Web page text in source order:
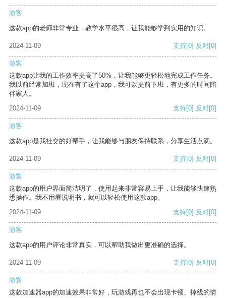
游客
这款app的老师非常专业，教学水平很高，让我能够学到实用的知识。
2024-11-09 支持[0] 反对[0]
游客
这款app让我的工作效率提高了50%，让我能够更轻松地完成工作任务。
我以前经常加班，现在有了这个app，我可以提前下班，有更多的时间陪
伴家人。
2024-11-09
支持[0] 反对[0]
游客
这款app是我社交的好帮手，让我能够与朋友保持联系，分享生活点滴。
2024-11-09 支持[0] 反对[0]
游客
这款app的用户界面简洁明了，使用起来非常容易上手，让我能够快速熟
悉操作。我不用看说明书，就可以轻松使用这款app。
2024-11-09
支持[0] 反对[0]
游客
这款app的用户评论非常真实，可以帮助我做出更准确的选择。
2024-11-09 支持[0] 反对[0]
游客
这款加速器app的加速效果非常好，玩游戏再也不会出现卡顿、掉线的情